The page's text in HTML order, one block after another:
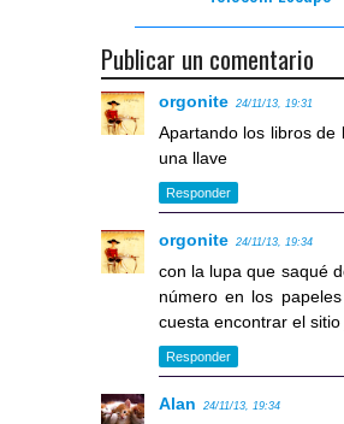
Publicar un comentario
orgonite 24/11/13, 19:31
Apartando los libros de
una llave
Responder
orgonite 24/11/13, 19:34
con la lupa que saqué
número en los
cuesta encontrar el sitio
Responder
Alan 24/11/13, 19:34